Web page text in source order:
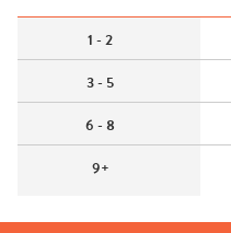
1 - 2
3 - 5
6 - 8
9+